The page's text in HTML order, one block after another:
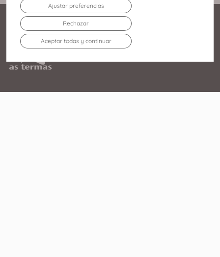
Aceptar todas y continuar
Rechazar
Ajustar preferencias